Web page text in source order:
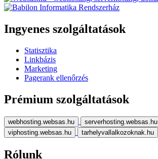
Ingyenes szolgáltatások
Statisztika
Linkbázis
Marketing
Pagerank ellenőrzés
Prémium szolgáltatások
webhosting.websas.hu
serverhosting.websas.hu
viphosting.websas.hu
tarhelyvallalkozoknak.hu
Rólunk